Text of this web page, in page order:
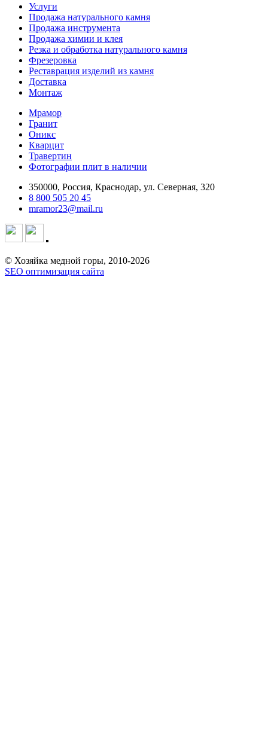
Услуги
Продажа натурального камня
Продажа инструмента
Продажа химии и клея
Резка и обработка натурального камня
Фрезеровка
Реставрация изделий из камня
Доставка
Монтаж
Мрамор
Гранит
Оникс
Кварцит
Травертин
Фотографии плит в наличии
350000, Россия, Краснодар, ул. Северная, 320
8 800 505 20 45
mramor23@mail.ru
© Хозяйка медной горы, 2010-2026
SEO оптимизация сайта